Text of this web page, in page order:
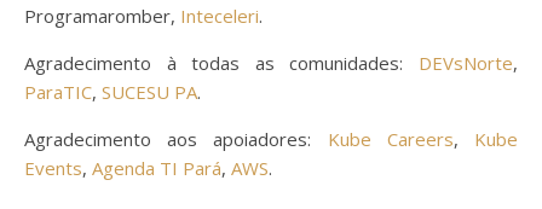
Programaromber, Inteceleri.
Agradecimento à todas as comunidades: DEVsNorte,
ParaTIC, SUCESU PA.
Agradecimento aos apoiadores: Kube Careers, Kube
Events, Agenda TI Pará, AWS.